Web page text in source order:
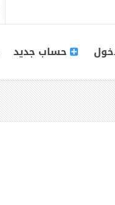
حساب جديد